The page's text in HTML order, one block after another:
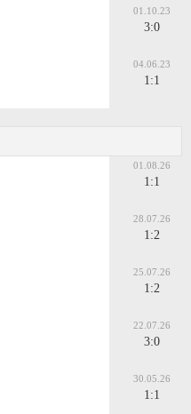
01.10.23
3:0
04.06.23
1:1
01.08.26
1:1
28.07.26
1:2
25.07.26
1:2
22.07.26
3:0
30.05.26
1:1